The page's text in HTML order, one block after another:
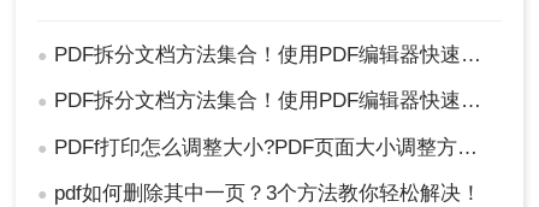
● PDF拆分文档方法集合！使用PDF编辑器快速搞定！
● PDF拆分文档方法集合！使用PDF编辑器快速搞定！
● PDFf打印怎么调整大小?PDF页面大小调整方法集合！
● pdf如何删除其中一页？3个方法教你轻松解决！